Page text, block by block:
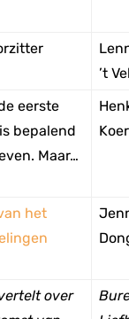
’t
eerste
bepalend
Maar…
het
over